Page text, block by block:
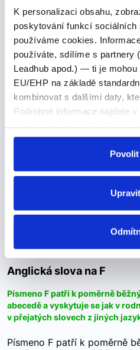
K personalizaci obsahu,
poskytování funkcí
používáme cookies.
používáte, sdílíme s partnery
Leadhub apod.) — ti je
EU/EHP na základě
kombinovat s dalšími daty,
Podrobné informace najdete v
odvolat v nastavení cookies,
Povolit
Upravit
fráze "should have been".
anglického modálního
"kontinuar"
CONTINUAR – pokračovat
jsi continuó – pokračoval
jsme continuasteis –
Anglická slova na F
Písmeno F patří k poměrně
abecedě a vyskytuje se jak v
v přejatých slovech z jiných
Písmeno F patří k poměrně